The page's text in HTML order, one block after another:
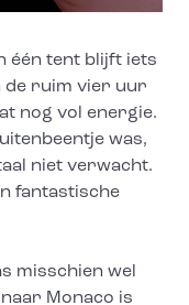
één tent blijft iets
de ruim vier uur
nog vol energie.
was,
niet verwacht.
fantastische
misschien wel
Monaco is